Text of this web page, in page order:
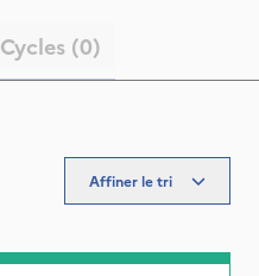
Cycles (0)
Affiner le tri